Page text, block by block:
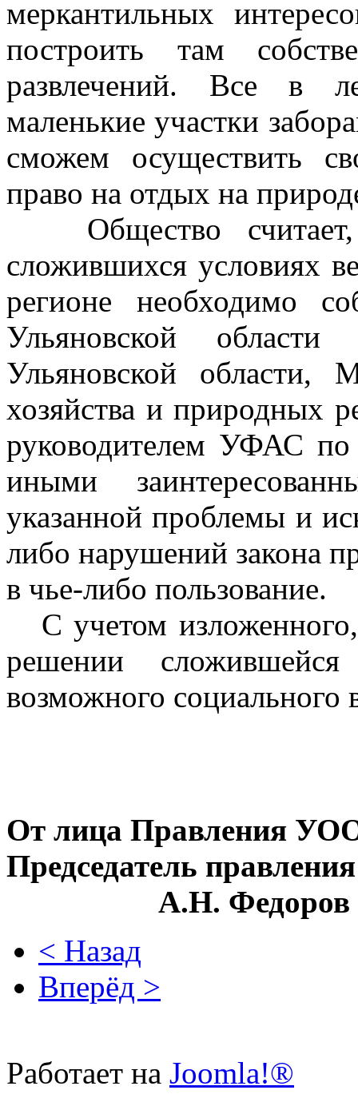
меркантильных
построить там
развлечений. Все в
маленькие участки
сможем осуществить
право на отдых на
Общество
сложившихся условиях
регионе необходимо
Ульяновской
Ульяновской области,
хозяйства и природных
руководителем УФАС по
иными
указанной проблемы и
либо нарушений закона
в чье-либо пользование.
С учетом
решении
возможного социального
От лица Правления
А.Н. Федоров
< Назад
Вперёд >
Работает на Joomla!®